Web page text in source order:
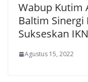
Wabup Kutim
Baltim Sinergi
Sukseskan
Agustus 15, 2022